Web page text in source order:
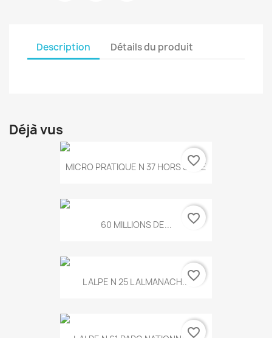
Description Détails du produit
Déjà vus
MICRO PRATIQUE N 37 HORS SERIE
favorite_border
60 MILLIONS DE... favorite_border
L ALPE N 25 L ALMANACH...favorite_border
favorite_border